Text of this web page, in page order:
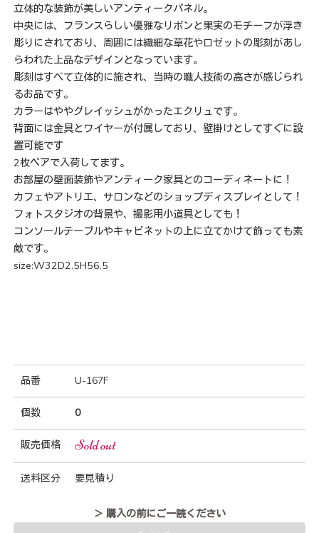
立体的な装飾が美しいアンティークパネル。
中央には、フランスらしい優雅なリボンと果実のモチーフが浮き
彫りにされており、周囲には繊細な草花やロゼットの彫刻があし
らわれた上品なデザインとなっています。
彫刻はすべて立体的に施され、当時の職人技術の高さが感じられ
るお品です。
カラーはややグレイッシュがかったエクリュです。
背面には金具とワイヤーが付属しており、壁掛けとしてすぐに設
置可能です
2枚ペアで入荷してます。
お部屋の壁面装飾やアンティーク家具とのコーディネートに！
カフェやアトリエ、サロンなどのショップディスプレイとして！
フォトスタジオの背景や、撮影用小道具としても！
コンソールテーブルやキャビネットの上に立てかけて飾っても素
敵です。
size:W32D2.5H56.5
品番 U-167F
個数 0
販売価格 Sold out
送料区分 要見積り
＞ 購入の前にご一読ください